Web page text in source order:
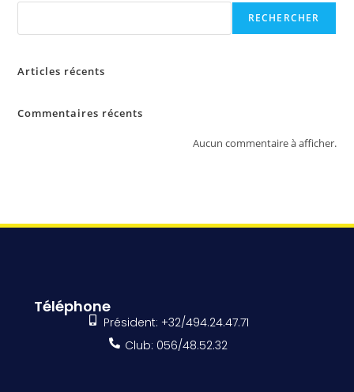
RECHERCHER
Articles récents
Commentaires récents
Aucun commentaire à afficher.
Téléphone
Président: +32/494.24.47.71
Club: 056/48.52.32